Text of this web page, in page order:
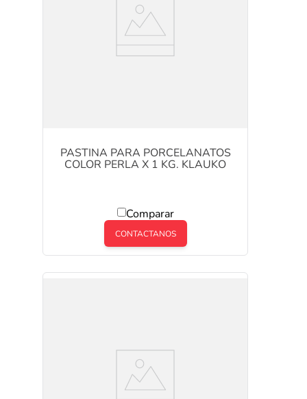
PASTINA PARA PORCELANATOS
COLOR PERLA X 1 KG. KLAUKO
Comparar
CONTACTANOS